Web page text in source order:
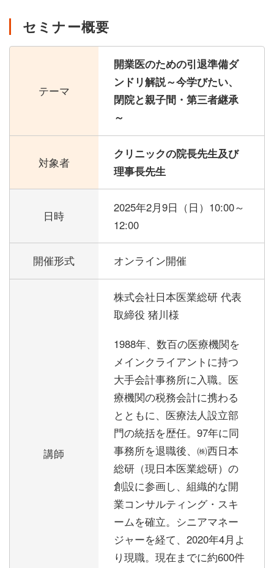
セミナー概要
テーマ
開業医のための引退準備ダ
ンドリ解説～今学びたい、
閉院と親子間・第三者継承
～
対象者
クリニックの院長先生及び
理事長先生
日時
2025年2月9日（日） 10:00～
12:00
開催形式 オンライン開催
講師
株式会社日本医業総研 代表
取締役 猪川様
1988年、数百の医療機関を
メインクライアントに持つ
大手会計事務所に入職。医
療機関の税務会計に携わる
とともに、医療法人設立部
門の統括を歴任。97年に同
事務所を退職後、㈱西日本
総研（現日本医業総研）の
創設に参画し、組織的な開
業コンサルティング・スキ
ームを確立。シニアマネー
ジャーを経て、2020年4月よ
り現職。現在までに約600件